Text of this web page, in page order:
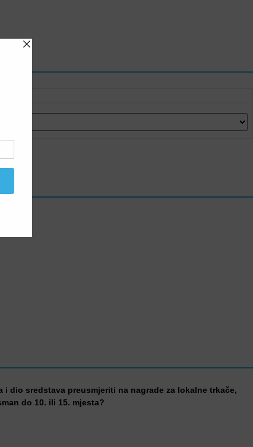
dio sredstava preusmjeriti na nagrade za lokalne trkače,
do 10. ili 15. mjesta?